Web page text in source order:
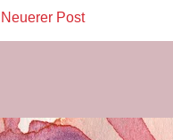
Neuerer Post